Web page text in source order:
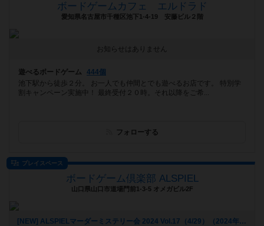
ボードゲームカフェ エルドラド
愛知県名古屋市千種区池下1-4-19 安藤ビル２階
お知らせはありません
遊べるボードゲーム
444個
池下駅から徒歩２分。 お一人でも仲間とでも遊べるお店です。 特別学
割キャンペーン実施中！ 最終受付２０時。それ以降をご希...
フォローする
プレイスペース
ボードゲーム倶楽部 ALSPIEL
山口県山口市道場門前1-3-5 オメガビル2F
[NEW] ALSPIELマーダーミステリー会 2024 Vol.17（4/29）（2024年04月01日 19時47分）